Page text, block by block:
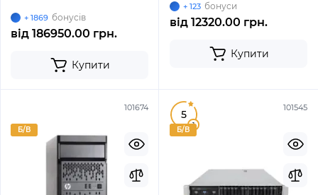
+ 1869 бонусів
від 186950.00 грн.
Купити
+ 123 бонуси
від 12320.00 грн.
Купити
101674
Б/В
101545
Б/В
5
1